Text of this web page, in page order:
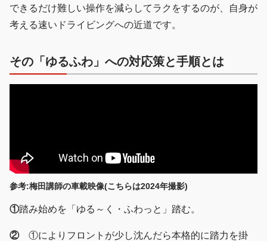
できるだけ難しい操作を減らしてラクをするのが、自身が
考える速いドライビングへの近道です。
その「ゆるふわ」への対応策と手順とは
参考:梅田講師の車載映像(こちらは2024年撮影)
①踏み始めを「ゆる～く・ふわっと」踏む。
②①によりフロントが少し沈んだら本格的に踏力を掛